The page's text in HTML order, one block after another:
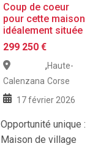
Coup de coeur
pour cette maison
idéalement située
299 250 €
Calenzana
,Haute-
Corse
17 février 2026
Opportunité unique :
Maison de village